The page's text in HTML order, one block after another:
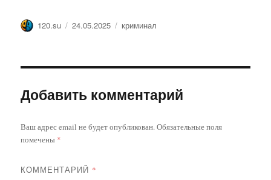
Автор
120.su Опубликовано
24.05.2025 Метки
криминал
Добавить комментарий
Ваш адрес email не будет опубликован.Обязательные поля
помечены *
КОММЕНТАРИЙ *